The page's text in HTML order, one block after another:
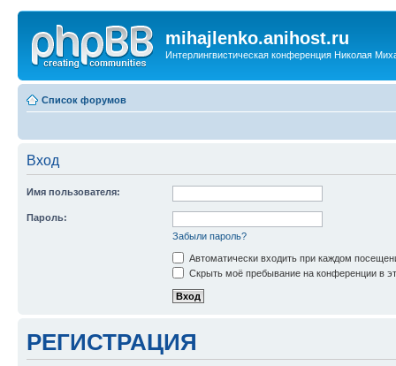
mihajlenko.anihost.ru
Интерлингвистическая конференция Николая
Список форумов
Вход
Имя пользователя:
Пароль:
Забыли пароль?
Автоматически входить при каждом
Скрыть моё пребывание на конференции в
РЕГИСТРАЦИЯ